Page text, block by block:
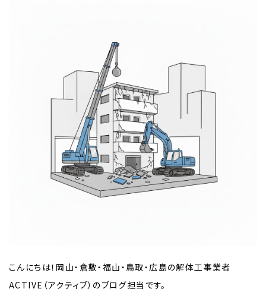
こんにちは！岡山・倉敷・福山・鳥取・広島の解体工事業者
ACTIVE（アクティブ）のブログ担当です。